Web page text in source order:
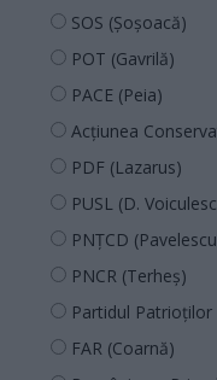
SOS (Șoșoacă)
POT (Gavrilă)
PACE (Peia)
Acțiunea
PDF (Lazarus)
PUSL (D.
PNȚCD
PNCR (Terheș)
Partidul Patrioților
FAR (Coarnă)